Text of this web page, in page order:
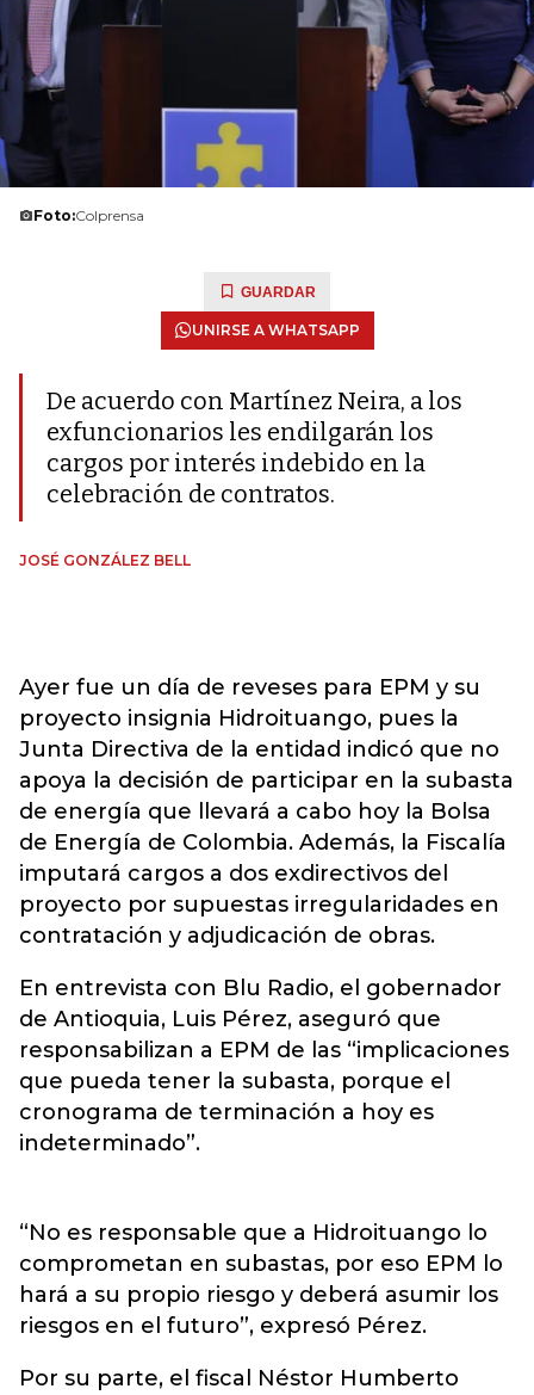
Foto:Colprensa
GUARDAR
UNIRSE A WHATSAPP
De acuerdo con Martínez Neira, a los
exfuncionarios les endilgarán los
cargos por interés indebido en la
celebración de contratos.
JOSÉ GONZÁLEZ BELL
Ayer fue un día de reveses para EPM y su
proyecto insignia Hidroituango, pues la
Junta Directiva de la entidad indicó que no
apoya la decisión de participar en la subasta
de energía que llevará a cabo hoy la Bolsa
de Energía de Colombia. Además, la Fiscalía
imputará cargos a dos exdirectivos del
proyecto por supuestas irregularidades en
contratación y adjudicación de obras.
En entrevista con Blu Radio, el gobernador
de Antioquia, Luis Pérez, aseguró que
responsabilizan a EPM de las “implicaciones
que pueda tener la subasta, porque el
cronograma de terminación a hoy es
indeterminado”.
“No es responsable que a Hidroituango lo
comprometan en subastas, por eso EPM lo
hará a su propio riesgo y deberá asumir los
riesgos en el futuro”, expresó Pérez.
Por su parte, el fiscal Néstor Humberto